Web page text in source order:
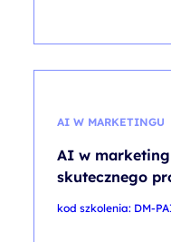
AI W MARKETINGU
AI w
skutecznego
kod szkolenia: DM-